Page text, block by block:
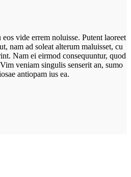
vide errem noluisse. Putent laoreet
nam ad soleat alterum maluisset, cu
Nam ei eirmod consequuntur, quod
veniam singulis senserit an, sumo
antiopam ius ea.